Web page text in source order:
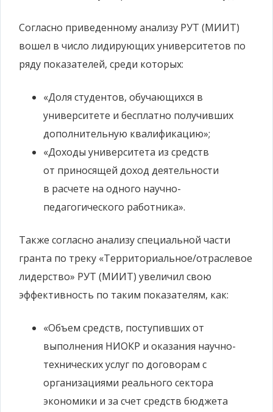
Согласно приведенному анализу РУТ (МИИТ)
вошел в число лидирующих университетов по
ряду показателей, среди которых:
«Доля студентов, обучающихся в
университете и бесплатно получивших
дополнительную квалификацию»;
«Доходы университета из средств
от приносящей доход деятельности
в расчете на одного научно-
педагогического работника».
Также согласно анализу специальной части
гранта по треку «Территориальное/отраслевое
лидерство» РУТ (МИИТ) увеличил свою
эффективность по таким показателям, как:
«Объем средств, поступивших от
выполнения НИОКР и оказания научно-
технических услуг по договорам с
организациями реального сектора
экономики и за счет средств бюджета